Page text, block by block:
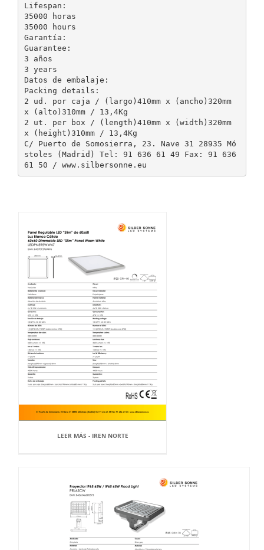
Lifespan:
35000 horas
35000 hours
Garantía:
Guarantee:
3 años
3 years
Datos de embalaje:
Packing details:
2 ud. por caja / (largo)410mm x (ancho)320mm
x (alto)310mm / 13,4Kg
2 ut. per box / (length)410mm x (width)320mm
x (height)310mm / 13,4Kg
C/ Puerto de Somosierra, 23. Nave 31 28935 Mó
stoles (Madrid) Tel: 91 636 61 49 Fax: 91 636
LEER MÁS - IREN NORTE